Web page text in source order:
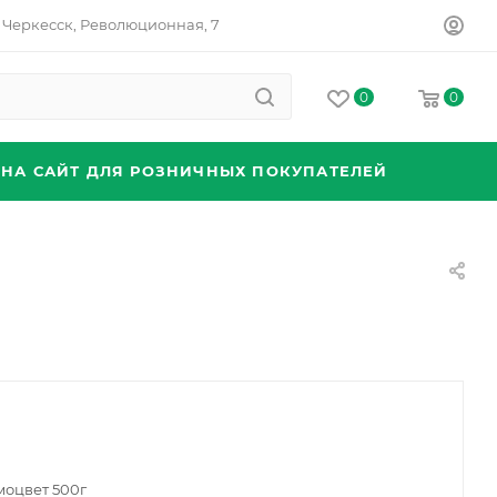
Черкесск, Революционная, 7
0 0
САЙТ ДЛЯ РОЗНИЧНЫХ ПОКУПАТЕЛЕЙ
500г